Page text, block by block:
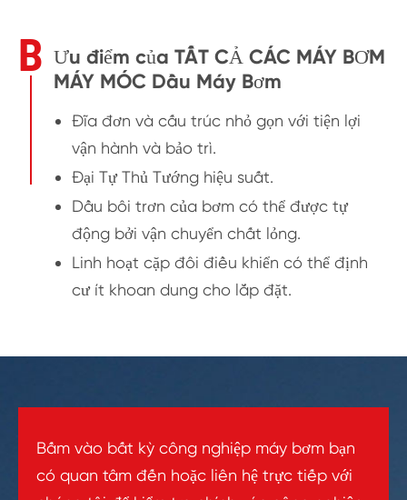
B Ưu điểm của TẤT CẢ CÁC MÁY BƠM
MÁY MÓC Dầu Máy Bơm
Đĩa đơn và cấu trúc nhỏ gọn với tiện lợi
vận hành và bảo trì.
Đại Tự Thủ Tướng hiệu suất.
Dầu bôi trơn của bơm có thể được tự
động bởi vận chuyển chất lỏng.
Linh hoạt cặp đôi điều khiển có thể định
cư ít khoan dung cho lắp đặt.
Bấm vào bất kỳ công nghiệp máy bơm bạn
có quan tâm đến hoặc liên hệ trực tiếp với